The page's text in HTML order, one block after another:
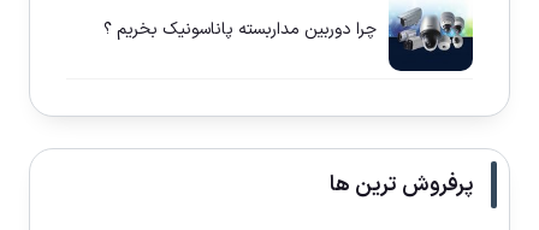
چرا دوربين مداربسته پاناسونيک بخريم ؟
پرفروش ترین ها